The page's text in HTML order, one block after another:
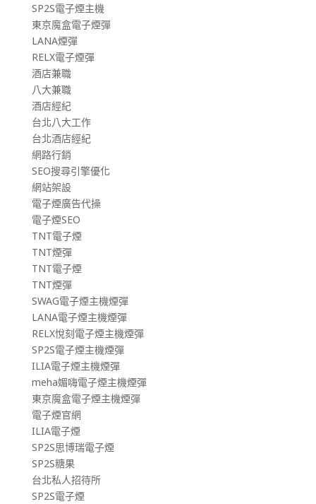
SP2S電子煙主機
東京魔盒電子煙彈
LANA煙彈
RELX電子煙彈
酒店兼職
八大兼職
酒店經紀
台北八大工作
台北酒店經紀
網路行銷
SEO搜尋引擎優化
網站架設
電子煙廣告代操
電子煙SEO
TNT電子煙
TNT煙彈
TNT電子煙
TNT煙彈
SWAG電子煙主機煙彈
LANA電子煙主機煙彈
RELX悅刻電子煙主機煙彈
SP2S電子煙主機煙彈
ILIA電子煙主機煙彈
meha媚嗨電子煙主機煙彈
東京魔盒電子煙主機煙彈
電子煙官網
ILIA電子煙
SP2S思博瑞電子煙
SP2S糖果
台北私人招待所
SP2S電子煙